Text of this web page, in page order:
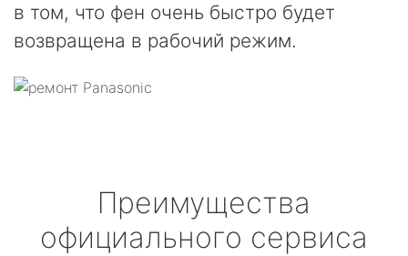
в том, что фен очень быстро будет
возвращена в рабочий режим.
Преимущества
официального сервиса